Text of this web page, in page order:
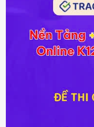
Giải bài tập
nhờ quá trình học tập